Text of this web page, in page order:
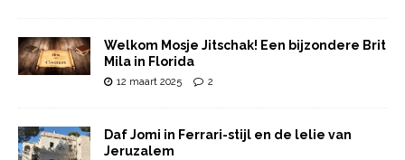
Welkom Mosje Jitschak! Een bijzondere Brit
Mila in Florida
12 maart 2025 2
Daf Jomi in Ferrari-stijl en de lelie van
Jeruzalem